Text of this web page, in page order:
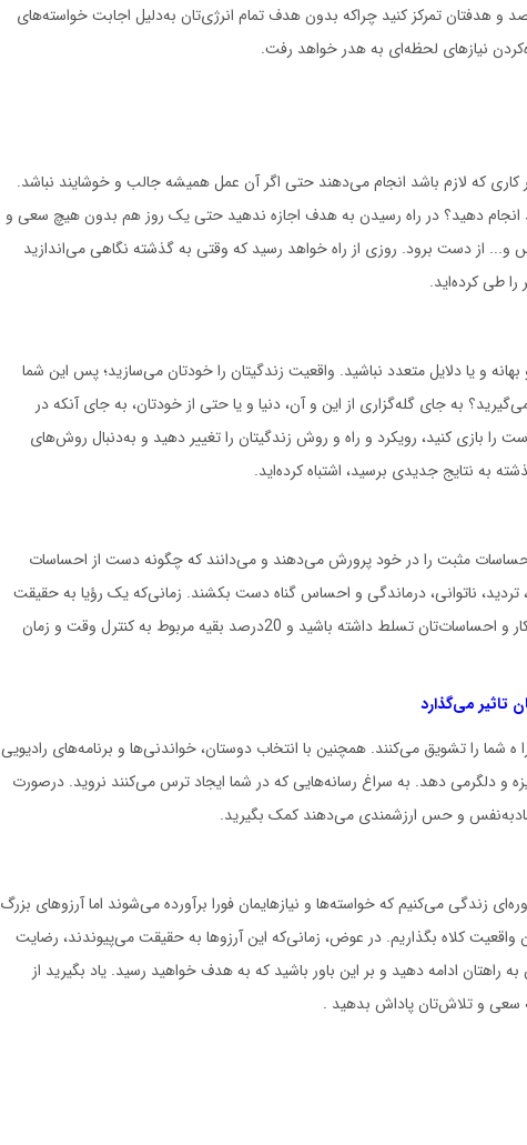
هدفتان تمرکز کنید چراکه بدون هدف تمام انرژی‌تان به‌دلیل اجابت خواسته‌های
نیازهای لحظه‌ای به هدر خواهد رفت.
کاری که لازم باشد انجام می‌دهند حتی اگر آن عمل همیشه جالب و خوشایند نباشد.
انجام دهید؟ در راه رسیدن به هدف اجازه ندهید حتی یک روز هم بدون هیچ سعی و
از دست برود. روزی از راه خواهد رسید که وقتی به گذشته نگاهی می‌اندازید
طی کرده‌اید.
و یا دلایل متعدد نباشید. واقعیت زندگیتان را خودتان می‌سازید؛ پس این شما
به جای گله‌گزاری از این و آن، دنیا و یا حتی از خودتان، به جای آنکه در
بازی کنید، رویکرد و راه و روش زندگیتان را تغییر دهید و به‌دنبال روش‌های
به نتایج جدیدی برسید، اشتباه کرده‌اید.
احساسات مثبت را در خود پرورش می‌دهند و می‌دانند که چگونه دست از احساسات
ناتوانی، درماندگی و احساس گناه دست بکشند. زمانی‌که یک‌ رؤیا به حقیقت
می‌پیوندد، 80درصد بستگی به آن دارد که روی افکار و احساسات‌تان تسلط داشته باشید و 20درصد بقیه مربوط به کنترل وقت و زمان
شما را تشویق می‌کنند. همچنین با انتخاب دوستان، خواندنی‌ها و برنامه‌های رادیویی
و دلگرمی‌ دهد. به سراغ رسانه‌هایی که در شما ایجاد ترس می‌کنند نروید. درصورت
و حس ارزشمندی می‌دهند کمک بگیرید.
زندگی می‌کنیم که خواسته‌ها و نیازهایمان فورا برآورده می‌شوند اما آرزوهای بزرگ
کلاه بگذاریم. در عوض، زمانی‌که این آرزوها به حقیقت می‌پیوندند، رضایت
راهتان ادامه دهید و بر این باور باشید که به هدف خواهید رسید. یاد بگیرید از
سعی و تلاش‌تان پاداش بدهید .